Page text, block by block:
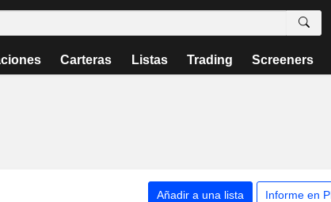
Carteras Listas Trading Screeners
Añadir a una lista Informe en